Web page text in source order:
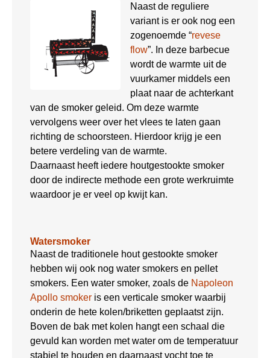
Naast de reguliere
variant is er ook nog een
zogenoemde “revese
flow”. In deze barbecue
wordt de warmte uit de
vuurkamer middels een
plaat naar de achterkant
van de smoker geleid. Om deze warmte
vervolgens weer over het vlees te laten gaan
richting de schoorsteen. Hierdoor krijg je een
betere verdeling van de warmte.
Daarnaast heeft iedere houtgestookte smoker
door de indirecte methode een grote werkruimte
waardoor je er veel op kwijt kan.
Watersmoker
Naast de traditionele hout gestookte smoker
hebben wij ook nog water smokers en pellet
smokers. Een water smoker, zoals de Napoleon
Apollo smoker is een verticale smoker waarbij
onderin de hete kolen/briketten geplaatst zijn.
Boven de bak met kolen hangt een schaal die
gevuld kan worden met water om de temperatuur
stabiel te houden en daarnaast vocht toe te